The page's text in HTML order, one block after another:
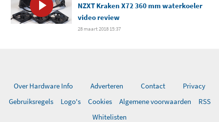
NZXT Kraken X72 360 mm waterkoeler
video review
28 maart 2018 15:37
Over Hardware Info Adverteren Contact
Privacy
Gebruiksregels
Logo's Cookies Algemene voorwaarden
RSS
Whitelisten